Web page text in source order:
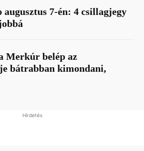
7-én: 4 csillagjegy
Merkúr belép az
bátrabban kimondani,
Hirdetés